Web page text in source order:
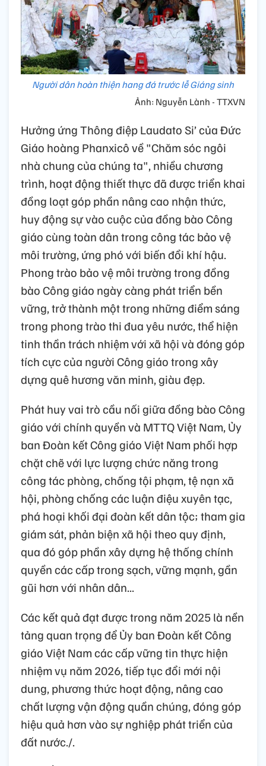
Người dân hoàn thiện hang đá trước lễ Giáng sinh
Ảnh: Nguyễn Lành - TTXVN
Hưởng ứng Thông điệp Laudato Si’ của Đức
Giáo hoàng Phanxicô về "Chăm sóc ngôi
nhà chung của chúng ta", nhiều chương
trình, hoạt động thiết thực đã được triển khai
đồng loạt góp phần nâng cao nhận thức,
huy động sự vào cuộc của đồng bào Công
giáo cùng toàn dân trong công tác bảo vệ
môi trường, ứng phó với biến đổi khí hậu.
Phong trào bảo vệ môi trường trong đồng
bào Công giáo ngày càng phát triển bền
vững, trở thành một trong những điểm sáng
trong phong trào thi đua yêu nước, thể hiện
tinh thần trách nhiệm với xã hội và đóng góp
tích cực của người Công giáo trong xây
dựng quê hương văn minh, giàu đẹp.
Phát huy vai trò cầu nối giữa đồng bào Công
giáo với chính quyền và MTTQ Việt Nam, Ủy
ban Đoàn kết Công giáo Việt Nam phối hợp
chặt chẽ với lực lượng chức năng trong
công tác phòng, chống tội phạm, tệ nạn xã
hội, phòng chống các luận điệu xuyên tạc,
phá hoại khối đại đoàn kết dân tộc; tham gia
giám sát, phản biện xã hội theo quy định,
qua đó góp phần xây dựng hệ thống chính
quyền các cấp trong sạch, vững mạnh, gần
gũi hơn với nhân dân...
Các kết quả đạt được trong năm 2025 là nền
tảng quan trọng để Ủy ban Đoàn kết Công
giáo Việt Nam các cấp vững tin thực hiện
nhiệm vụ năm 2026, tiếp tục đổi mới nội
dung, phương thức hoạt động, nâng cao
chất lượng vận động quần chúng, đóng góp
hiệu quả hơn vào sự nghiệp phát triển của
đất nước./.